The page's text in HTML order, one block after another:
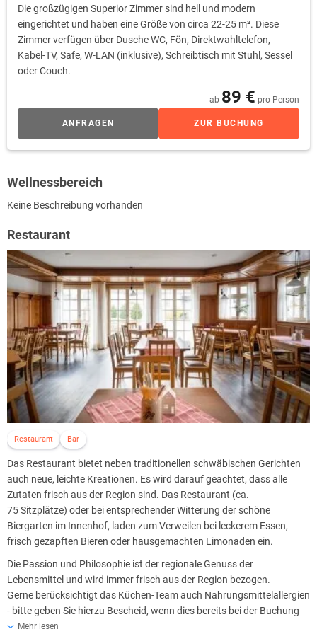
Die großzügigen Superior Zimmer sind hell und modern
eingerichtet und haben eine Größe von circa 22-25 m². Diese
Zimmer verfügen über Dusche WC, Fön, Direktwahltelefon,
Kabel-TV, Safe, W-LAN (inklusive), Schreibtisch mit Stuhl, Sessel
oder Couch.
ab 89 € pro Person
ANFRAGEN ZUR BUCHUNG
Wellnessbereich
Keine Beschreibung vorhanden
Restaurant
Restaurant Bar
Das Restaurant bietet neben traditionellen schwäbischen Gerichten
auch neue, leichte Kreationen. Es wird darauf geachtet, dass alle
Zutaten frisch aus der Region sind. Das Restaurant (ca.
75 Sitzplätze) oder bei entsprechender Witterung der schöne
Biergarten im Innenhof, laden zum Verweilen bei leckerem Essen,
frisch gezapften Bieren oder hausgemachten Limonaden ein.
Die Passion und Philosophie ist der regionale Genuss der
Lebensmittel und wird immer frisch aus der Region bezogen.
Gerne berücksichtigt das Küchen-Team auch Nahrungsmittelallergien
- bitte geben Sie hierzu Bescheid, wenn dies bereits bei der Buchung
bekannt ist.
Mehr lesen